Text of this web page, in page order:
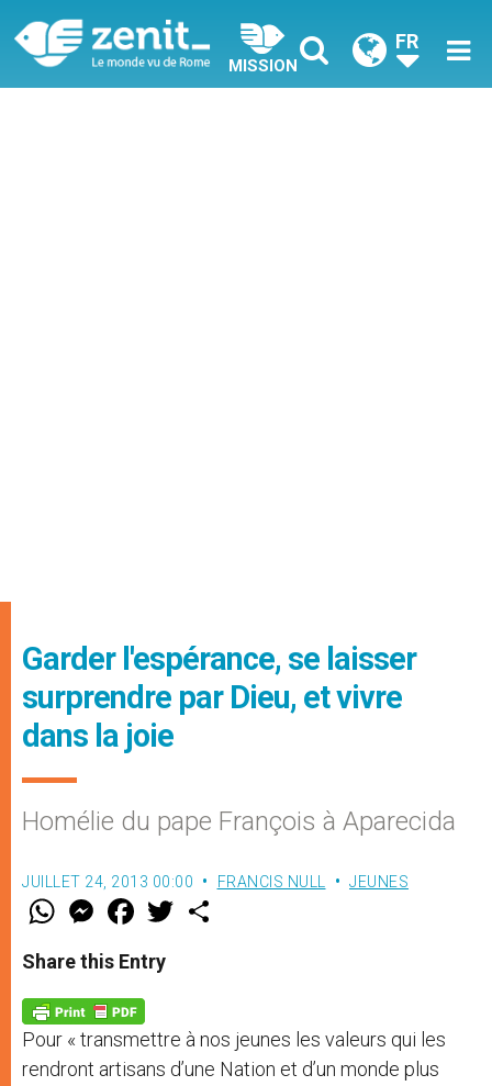
MISSION
FR
Garder l'espérance, se laisser
surprendre par Dieu, et vivre
dans la joie
Homélie du pape François à Aparecida
JUILLET 24, 2013 00:00 FRANCIS NULL JEUNES
W
t
s
p
p
M
e
s
e
g
e
r
F
a
e
b
o
k
w
Share this Entry
Pour « transmettre à nos jeunes les valeurs qui les
rendront artisans d’une Nation et d’un monde plus